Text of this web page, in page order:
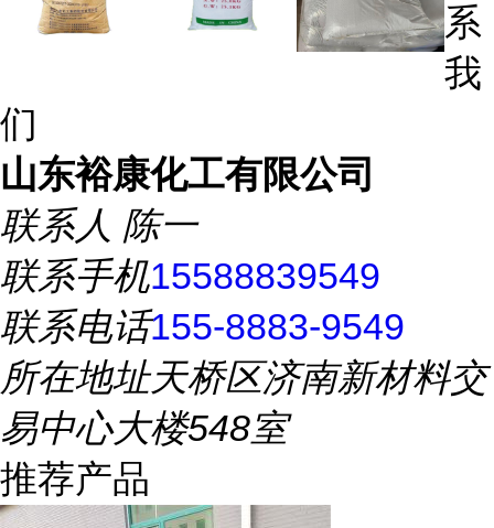
系
我
们
山东裕康化工有限公司
联系人 陈一
联系手机15588839549
联系电话155-8883-9549
所在地址天桥区济南新材料交
易中心大楼548室
推荐产品